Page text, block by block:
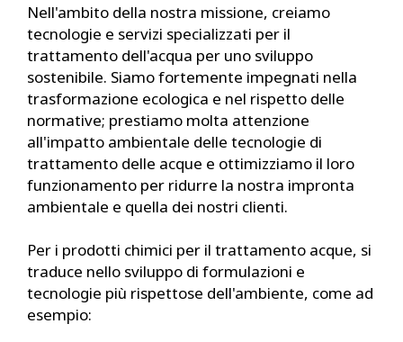
Nell'ambito della nostra missione, creiamo
tecnologie e servizi specializzati per il
trattamento dell'acqua per uno sviluppo
sostenibile. Siamo fortemente impegnati nella
trasformazione ecologica e nel rispetto delle
normative; prestiamo molta attenzione
all'impatto ambientale delle tecnologie di
trattamento delle acque e ottimizziamo il loro
funzionamento per ridurre la nostra impronta
ambientale e quella dei nostri clienti.
Per i prodotti chimici per il trattamento acque, si
traduce nello sviluppo di formulazioni e
tecnologie più rispettose dell'ambiente, come ad
esempio: